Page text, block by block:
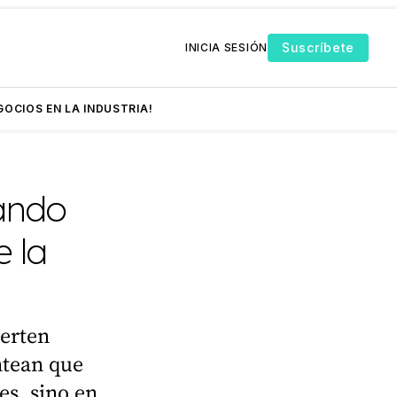
INICIA SESIÓN Suscríbete
EN LA INDUSTRIA!
la
que